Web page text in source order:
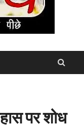
पर शोध